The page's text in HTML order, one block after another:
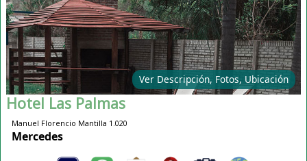
Ver Descripción, Fotos, Ubicación
Hotel Las Palmas
Manuel Florencio Mantilla 1.020
Mercedes